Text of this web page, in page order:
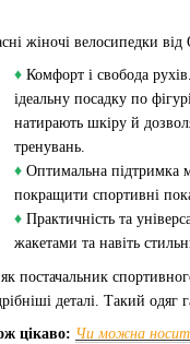
жіночі велосипедки
♦ Комфорт і свобода
ідеальну посадку по
натирають шкіру й
тренувань.
♦ Оптимальна підтримка
покращити спортивні
♦ Практичність та
жакетами та навіть
постачальник
деталі. Такий
цікаво: Чи можна